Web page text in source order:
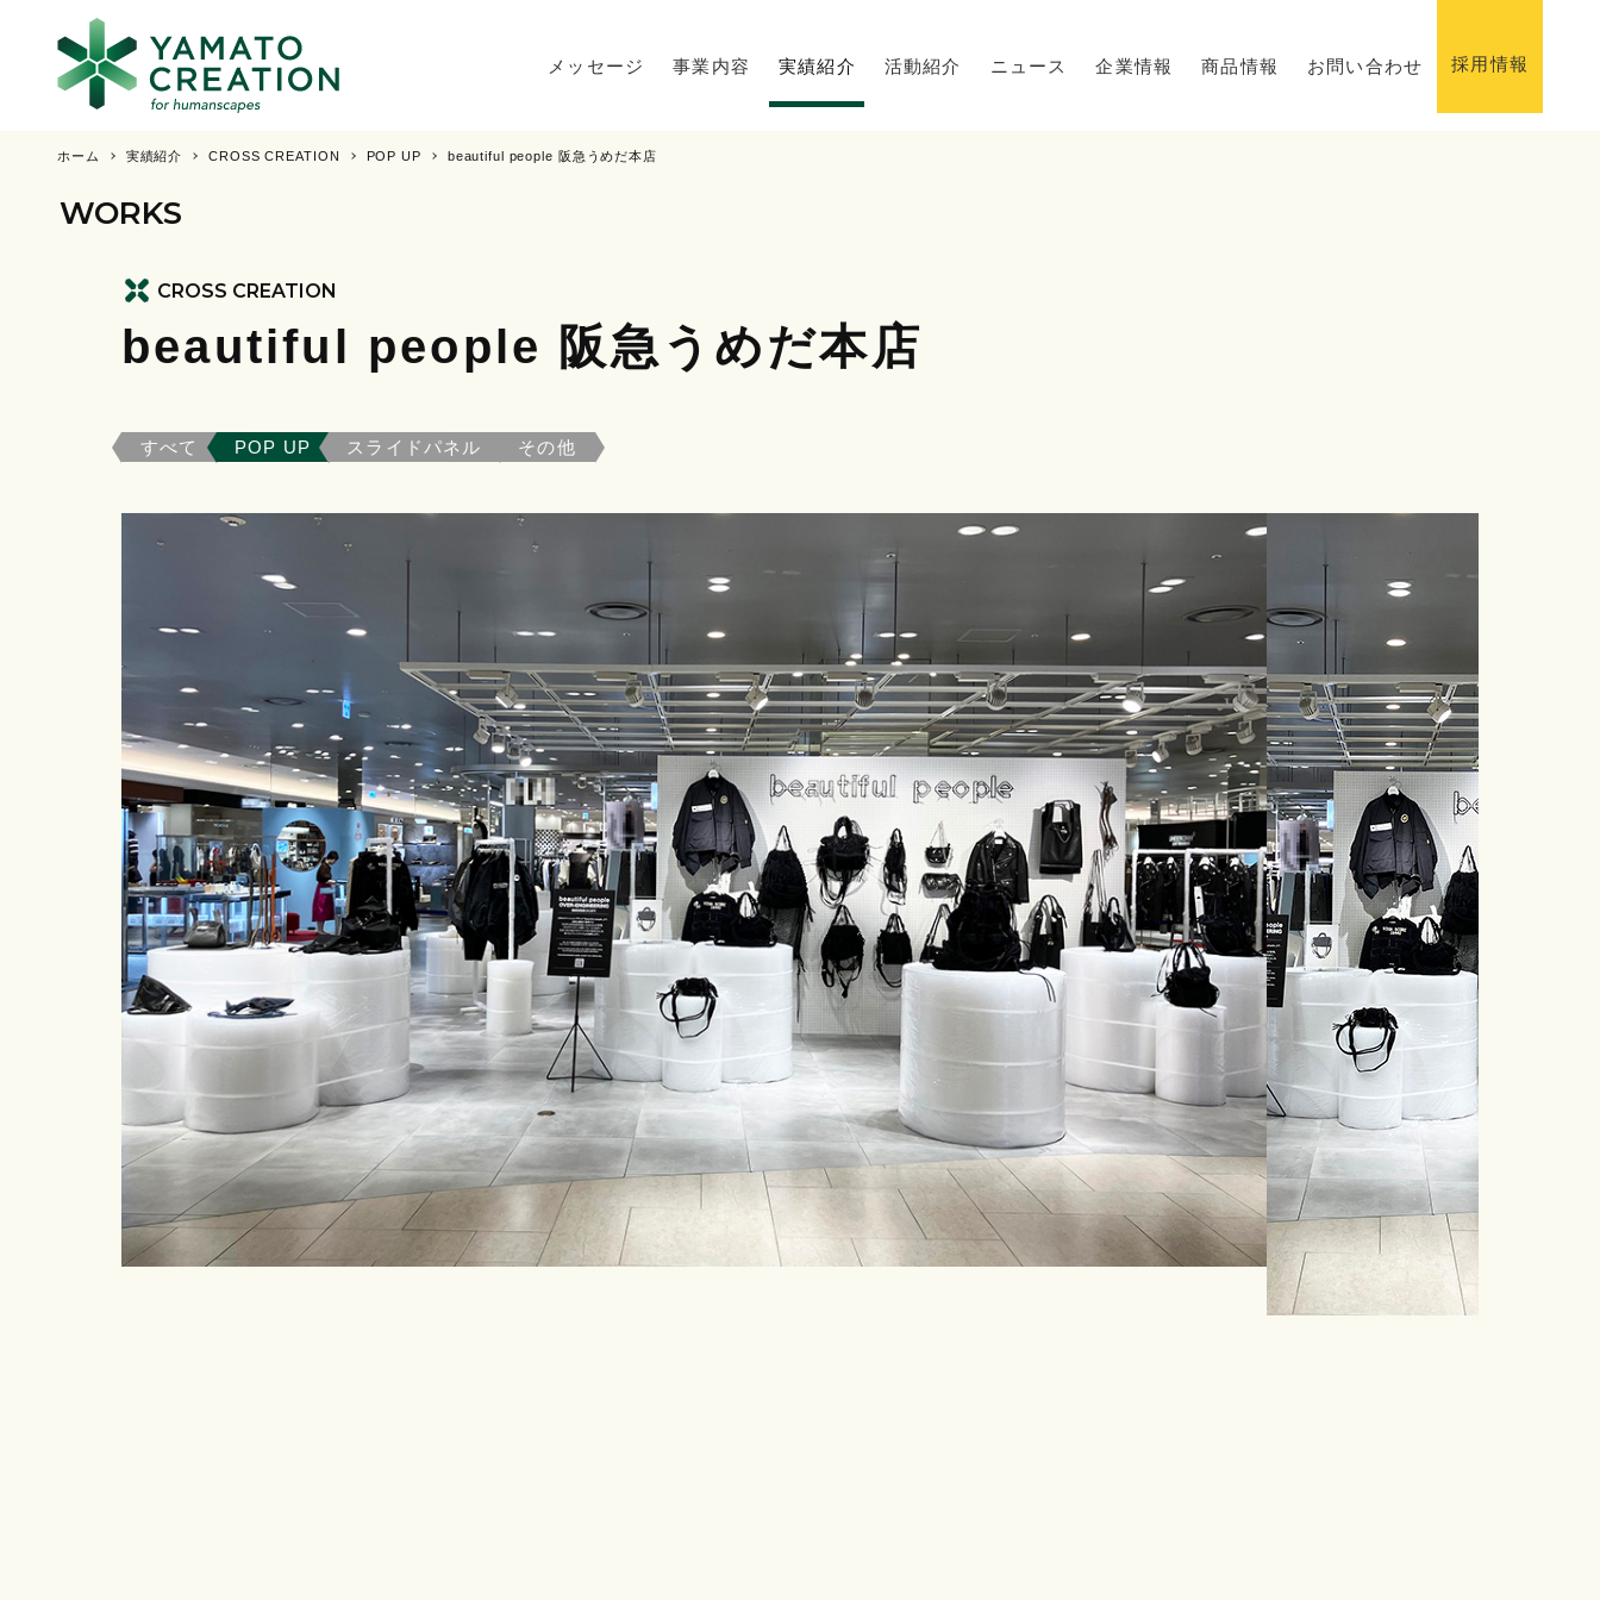
メッセージ 事業内容 実績紹介 活動紹介 ニュース 企業情報 商品情報 お問い合わせ 採用情報
ホーム 実績紹介 CROSS CREATION POP UP beautiful people 阪急うめだ本店
WORKS
CROSS CREATION
beautiful people 阪急うめだ本店
すべて POP UP スライドパネル その他